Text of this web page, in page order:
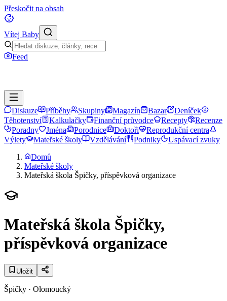
Přeskočit na obsah
Vítej Baby
Feed
Diskuze Příběhy Skupiny Magazín Bazar
Deníček
Těhotenství
Kalkulačky Finanční průvodce Recepty
Recenze
Poradny
Jména Porodnice Doktoři
Reprodukční centra
Výlety
Mateřské školy Vzdělávání Podniky
Uspávací zvuky
Domů
Mateřské školy
Mateřská škola Špičky, příspěvková organizace
Mateřská škola Špičky,
příspěvková organizace
Uložit
Špičky · Olomoucký